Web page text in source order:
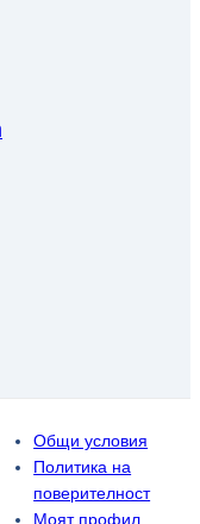
Общи условия
Политика на
поверителност
Моят профил